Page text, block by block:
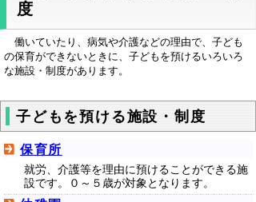
度
働いていたり、病気や介護などの理由で、子ども
の保育ができないときに、子どもを預けるいろいろ
な施設・制度があります。
子どもを預ける施設・制度
保育所
就労、介護等を理由に預けることができる施
設です。０～５歳が対象となります。